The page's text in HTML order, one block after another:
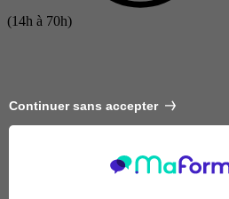
(14h à 70h)
Continuer sans accepter